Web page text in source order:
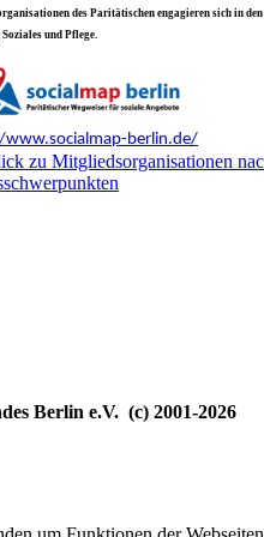
des Paritätischen engagieren sich in den
und Pflege.
berlin.de/
zu Mitgliedsorganisationen
Berlin e.V. (c) 2001-2026